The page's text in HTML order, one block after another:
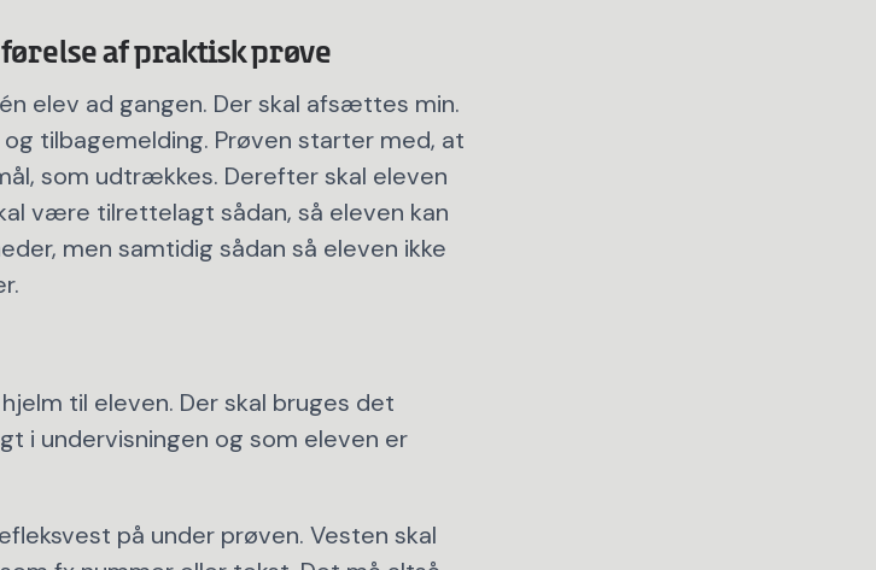
af praktisk prøve
elev ad gangen. Der skal afsættes min.
tilbagemelding. Prøven starter med, at
som udtrækkes. Derefter skal eleven
være tilrettelagt sådan, så eleven kan
men samtidig sådan så eleven ikke
til eleven. Der skal bruges det
i undervisningen og som eleven er
på under prøven. Vesten skal